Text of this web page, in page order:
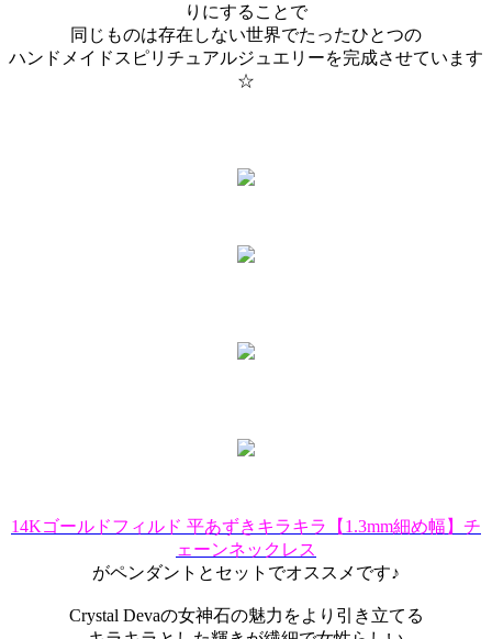
りにすることで
同じものは存在しない世界でたったひとつの
ハンドメイドスピリチュアルジュエリーを完成させています
☆
14Kゴールドフィルド 平あずきキラキラ【1.3mm細め幅】チ
ェーンネックレス
がペンダントとセットでオススメです♪
Crystal Devaの女神石の魅力をより引き立てる